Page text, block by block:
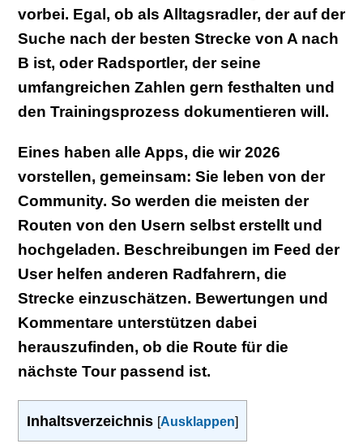
vorbei. Egal, ob als Alltagsradler, der auf der
Suche nach der besten Strecke von A nach
B ist, oder Radsportler, der seine
umfangreichen Zahlen gern festhalten und
den Trainingsprozess dokumentieren will.
Eines haben alle Apps, die wir 2026
vorstellen, gemeinsam: Sie leben von der
Community. So werden die meisten der
Routen von den Usern selbst erstellt und
hochgeladen. Beschreibungen im Feed der
User helfen anderen Radfahrern, die
Strecke einzuschätzen. Bewertungen und
Kommentare unterstützen dabei
herauszufinden, ob die Route für die
nächste Tour passend ist.
Inhaltsverzeichnis [Ausklappen]